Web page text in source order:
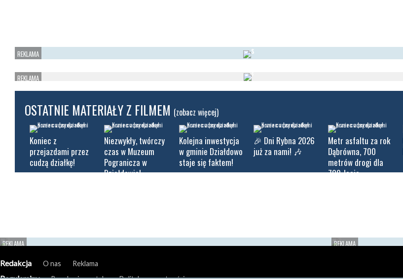
OSTATNIE MATERIAŁY Z FILMEM (zobacz więcej)
Koniec z
przejazdami przez
cudzą działkę!
Niezwykły, twórczy
czas w Muzeum
Pogranicza w
Działdowie!
Kolejna inwestycja
w gminie Działdowo
staje się faktem!
🎉 Dni Rybna 2026
już za nami! 🎶
Metr asfaltu za rok
Dąbrówna, 700
metrów drogi dla
700-lecie
Redakcja O nas Reklama